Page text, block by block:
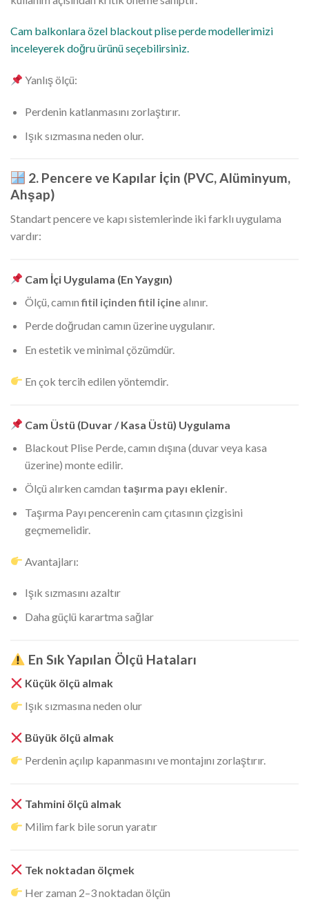
Cam balkonlara özel blackout plise perde modellerimizi
inceleyerek doğru ürünü seçebilirsiniz.
Yanlış ölçü:
Perdenin katlanmasını zorlaştırır.
Işık sızmasına neden olur.
2. Pencere ve Kapılar İçin (PVC, Alüminyum,
Ahşap)
Standart pencere ve kapı sistemlerinde iki farklı uygulama
vardır:
Cam İçi Uygulama (En Yaygın)
Ölçü, camınfitil içinden fitil içinealınır.
Perde doğrudan camın üzerine uygulanır.
En estetik ve minimal çözümdür.
En çok tercih edilen yöntemdir.
Cam Üstü (Duvar / Kasa Üstü) Uygulama
Blackout Plise Perde, camın dışına (duvar veya kasa
üzerine) monte edilir.
Ölçü alırken camdan taşırma payı eklenir.
Taşırma Payı pencerenin cam çıtasının çizgisini
geçmemelidir.
Avantajları:
Işık sızmasını azaltır
Daha güçlü karartma sağlar
En Sık Yapılan Ölçü Hataları
Küçük ölçü almak
Işık sızmasına neden olur
Büyük ölçü almak
Perdenin açılıp kapanmasını ve montajını zorlaştırır.
Tahmini ölçü almak
Milim fark bile sorun yaratır
Tek noktadan ölçmek
Her zaman 2–3 noktadan ölçün